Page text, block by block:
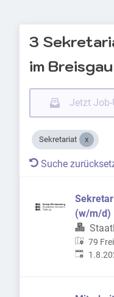
3
im Breisgau
Jetzt Job-
Sekretariat
Suche
(w/m/d)
79